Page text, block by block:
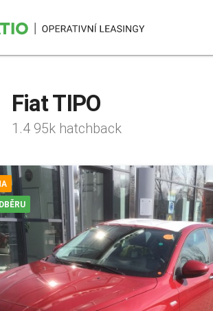
Fiat TIPO
1.4 95k hatchback